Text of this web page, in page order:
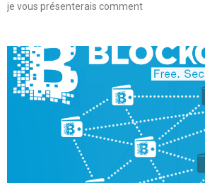
je vous présenterais comment